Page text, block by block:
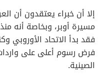
إلا أن خبراء يعتقدون أن
مسيرة أوبر، وبخاصة أنه
فقد بدأ الاتحاد الأوروبي
فرض رسوم أعلى على واردات
الصينية.